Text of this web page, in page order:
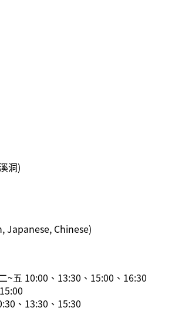
洞)
Japanese, Chinese)
~五 10:00、13:30、15:00、16:30
、13:30、15:30